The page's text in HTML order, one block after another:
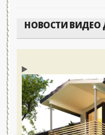
НОВОСТИ ВИДЕО